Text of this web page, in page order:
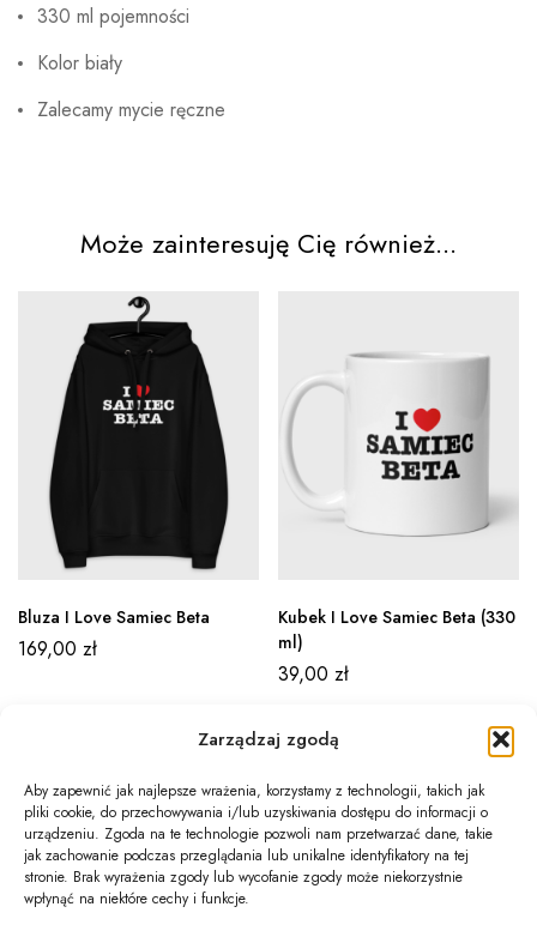
Zarządzaj zgodą
Aby zapewnić jak najlepsze wrażenia, korzystamy z technologii, takich jak
pliki cookie, do przechowywania i/lub uzyskiwania dostępu do informacji o
urządzeniu. Zgoda na te technologie pozwoli nam przetwarzać dane, takie
jak zachowanie podczas przeglądania lub unikalne identyfikatory na tej
stronie. Brak wyrażenia zgody lub wycofanie zgody może niekorzystnie
wpłynąć na niektóre cechy i funkcje.
330 ml pojemności
Kolor biały
Zalecamy mycie ręczne
Może zainteresuję Cię również...
Bluza I Love Samiec Beta
169,00 zł
Kubek I Love Samiec Beta (330
ml)
39,00 zł
Newsletter
Informacje